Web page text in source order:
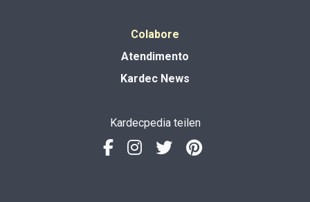
Colabore
Atendimento
Kardec News
Kardecpedia teilen